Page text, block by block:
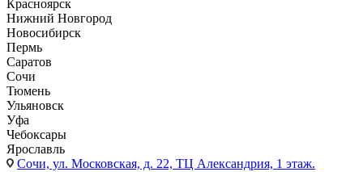
Красноярск
Нижний Новгород
Новосибирск
Пермь
Саратов
Сочи
Тюмень
Ульяновск
Уфа
Чебоксары
Ярославль
Сочи, ул. Московская, д. 22, ТЦ Александрия, 1 этаж.